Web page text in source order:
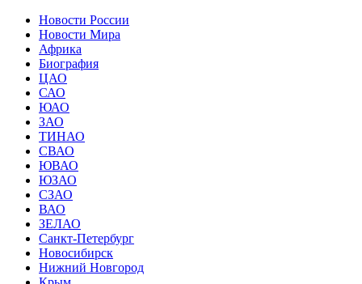
Новости России
Новости Мира
Африка
Биография
ЦАО
САО
ЮАО
ЗАО
ТИНАО
СВАО
ЮВАО
ЮЗАО
СЗАО
ВАО
ЗЕЛАО
Санкт-Петербург
Новосибирск
Нижний Новгород